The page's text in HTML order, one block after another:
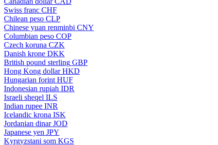
Swiss franc CHF
Chilean peso CLP
Chinese yuan renminbi CNY
Columbian peso COP
Czech koruna CZK
Danish krone DKK
British pound sterling GBP
Hong Kong dollar HKD
Hungarian forint HUF
Indonesian rupiah IDR
Israeli sheqel ILS
Indian rupee INR
Icelandic krona ISK
Jordanian dinar JOD
Japanese yen JPY
Kyrgyzstani som KGS